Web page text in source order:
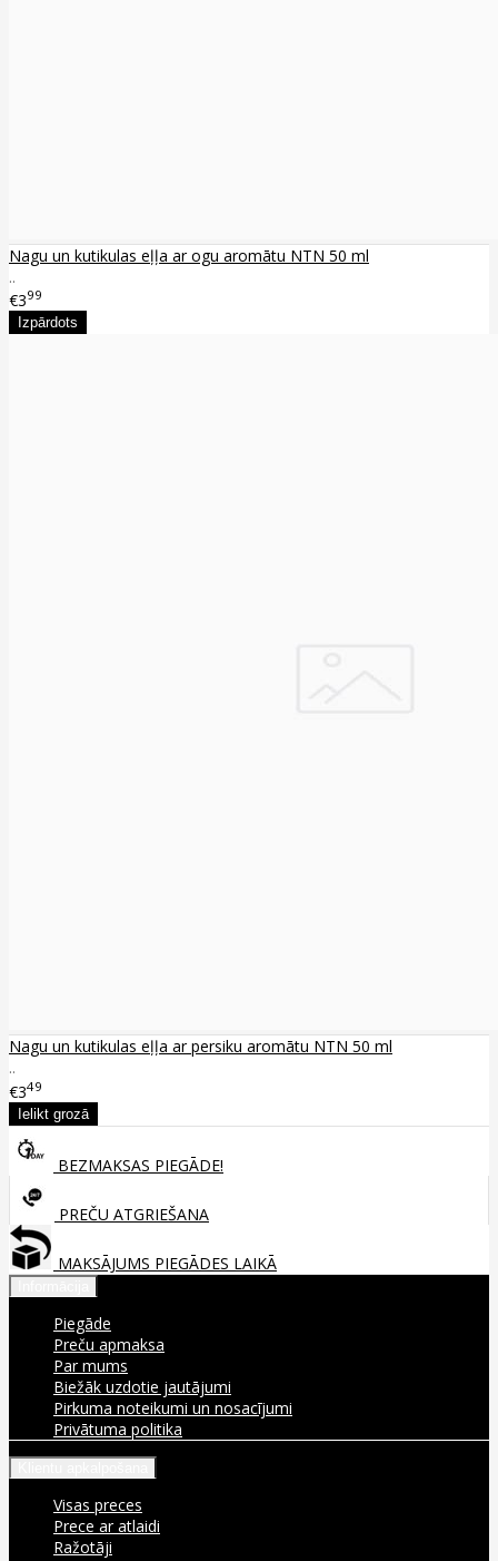
Nagu un kutikulas eļļa ar ogu aromātu NTN 50 ml
..
€399
Nagu un kutikulas eļļa ar persiku aromātu NTN 50 ml
..
€349
BEZMAKSAS PIEGĀDE!
PREČU ATGRIEŠANA
MAKSĀJUMS PIEGĀDES LAIKĀ
Piegāde
Preču apmaksa
Par mums
Biežāk uzdotie jautājumi
Pirkuma noteikumi un nosacījumi
Privātuma politika
Visas preces
Prece ar atlaidi
Ražotāji